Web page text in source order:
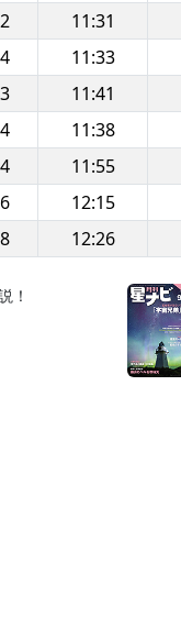
11:31
11:33
11:41
11:38
11:55
12:15
12:26
！